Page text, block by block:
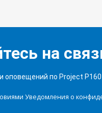
на
оповещений по Project
Уведомления о